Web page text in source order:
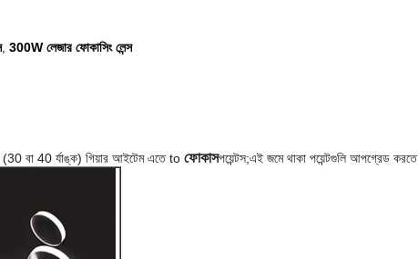
, 300W লেজার ফোকাসিং লেন্স
(30 বা 40 র্যাঙ্ক) গিয়ার আইটেম এতে to ফোকাসপয়েন্টস;এই জমে থাকা পয়েন্টগুলি আপগ্রেড করতে